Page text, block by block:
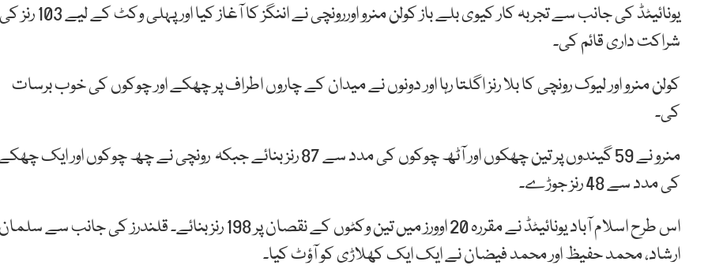
یونائیٹڈ کی جانب سے تجربہ کار کیوی بلے باز کولن منرو اوررونچی نے اننگز کا آغاز کیا اور پہلی وکٹ کے لیے 103 رنز کی
شراکت داری قائم کی۔
کولن منرو اور لیوک رونچی کا بلا رنز اگلتا رہا اور دونوں نے میدان کے چاروں اطراف پر چھکے اور چوکوں کی خوب برسات
کی۔
منرو نے 59 گیندوں پر تین چھکوں اور آٹھ چوکوں کی مدد سے 87 رنز بنائے جبکہ رونچی نے چھ چوکوں اور ایک
کی مدد سے 48 رنز جوڑے۔
اس طرح اسلام آباد یونائیٹڈ نے مقررہ 20 اوورز میں تین وکٹوں کے نقصان پر 198 رنز بنائے۔ قلندرز کی جانب سے
ارشاد، محمد حفیظ اور محمد فیضان نے ایک ایک کھلاڑی کو آؤٹ کیا۔